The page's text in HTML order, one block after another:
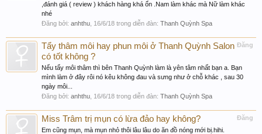
,đánh giá ( review ) khách hàng khá ổn .Nam làm khác mà Nữ làm khác
nhé
Đăng bởi: anhthu 16/6/18 trong diễn đàn: Thanh Quỳnh Spa
Đăng
Tẩy thâm môi hay phun môi ở Thanh Quỳnh Salon
có tốt không ?
Nếu tẩy môi thâm thì bên Thanh Quỳnh làm là yên tâm nhất bạn a. Bạn
mình làm ở đây rôi nó kêu không đau và sưng như ở chỗ khác , sau 30
ngày môi...
Đăng bởi: anhthu 16/6/18 trong diễn đàn: Thanh Quỳnh Spa
Đăng
Miss Trâm trị mụn có lừa đảo hay không?
Em cũng mụn, mà mụn nhỏ thôi lâu lâu do ăn đồ nóng mới bị.hihi.